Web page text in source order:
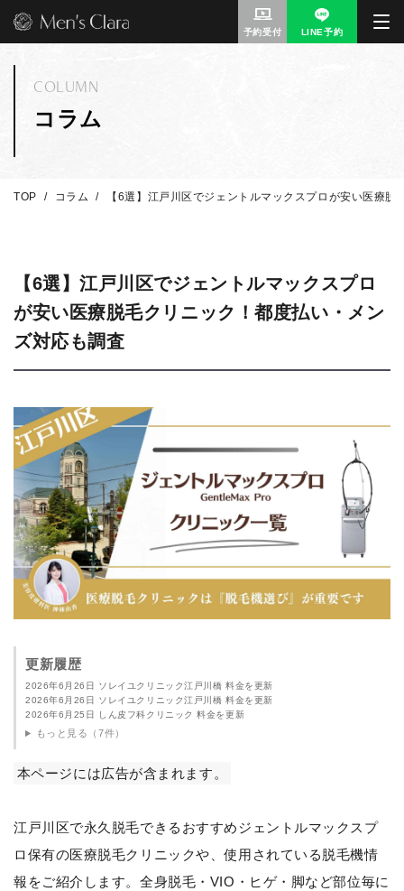
予約受付 LINE予約
コラム
COLUMN
TOP コラム 【6選】江戸川区でジェントルマックスプロが安い医療
【6選】江戸川区でジェントルマックスプロ
が安い医療脱毛クリニック！都度払い・メン
ズ対応も調査
更新履歴
2026年6月26日 ソレイユクリニック江戸川橋 料金を更新
2026年6月26日 ソレイユクリニック江戸川橋 料金を更新
2026年6月25日 しん皮フ科クリニック 料金を更新
もっと見る（7件）
本ページには広告が含まれます。
江戸川区で永久脱毛できるおすすめジェントルマックスプ
ロ保有の医療脱毛クリニックや、使用されている脱毛機情
報をご紹介します。全身脱毛・VIO・ヒゲ・脚など部位毎に